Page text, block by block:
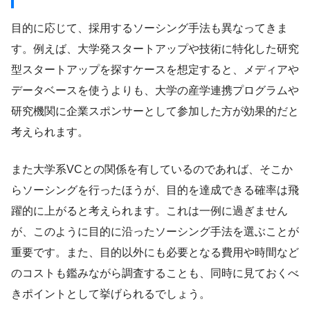
目的に応じて、採用するソーシング手法も異なってきま
す。例えば、大学発スタートアップや技術に特化した研究
型スタートアップを探すケースを想定すると、メディアや
データベースを使うよりも、大学の産学連携プログラムや
研究機関に企業スポンサーとして参加した方が効果的だと
考えられます。
また大学系VCとの関係を有しているのであれば、そこか
らソーシングを行ったほうが、目的を達成できる確率は飛
躍的に上がると考えられます。これは一例に過ぎません
が、このように目的に沿ったソーシング手法を選ぶことが
重要です。また、目的以外にも必要となる費用や時間など
のコストも鑑みながら調査することも、同時に見ておくべ
きポイントとして挙げられるでしょう。